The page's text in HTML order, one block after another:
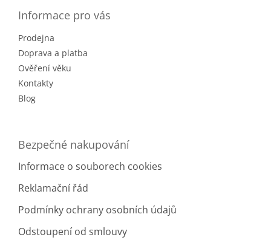
Informace pro vás
Prodejna
Doprava a platba
Ověření věku
Kontakty
Blog
Bezpečné nakupování
Informace o souborech cookies
Reklamační řád
Podmínky ochrany osobních údajů
Odstoupení od smlouvy